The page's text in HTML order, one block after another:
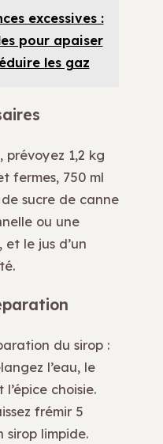
excessives :
pour apaiser
les gaz
1,2 kg
fermes, 750 ml
sucre de canne
ou une
le jus d’un
du sirop :
l’eau, le
choisie.
frémir 5
sirop limpide.